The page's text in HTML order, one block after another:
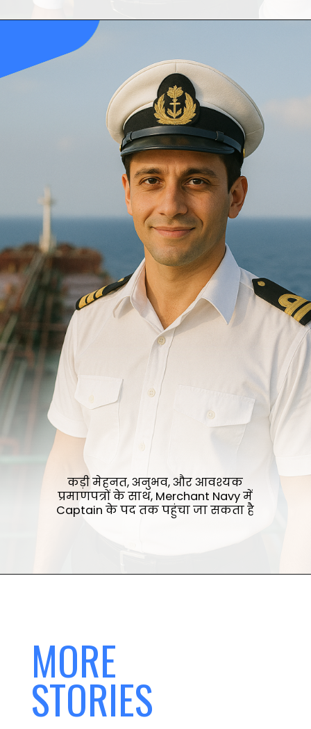
कड़ी मेहनत, अनुभव, और आवश्यक
प्रमाणपत्रों के साथ, Merchant Navy में
Captain के पद तक पहुंचा जा सकता है
MORE
STORIES